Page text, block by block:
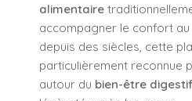
alimentaire
accompagner le confort
depuis des siècles, cette
particulièrement reconnue
autour du bien-être digestif